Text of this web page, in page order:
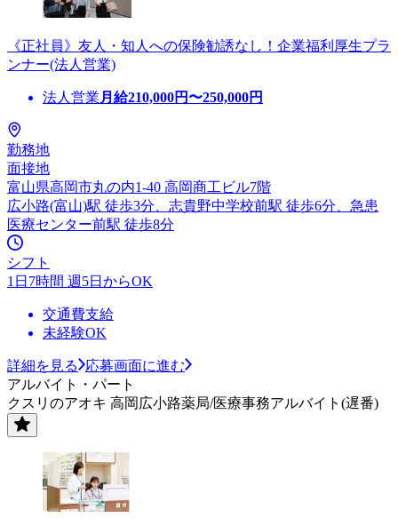
《正社員》友人・知人への保険勧誘なし！企業福利厚生プラ
ンナー(法人営業)
法人営業 月給210,000円〜250,000円
勤務地
面接地
富山県高岡市丸の内1-40 高岡商工ビル7階
広小路(富山)駅 徒歩3分、志貴野中学校前駅 徒歩6分、急患
医療センター前駅 徒歩8分
シフト
1日7時間 週5日からOK
交通費支給
未経験OK
詳細を見る
応募画面に進む
アルバイト・パート
クスリのアオキ 高岡広小路薬局/医療事務アルバイト(遅番)